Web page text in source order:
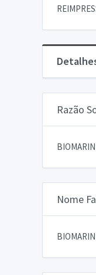
Razão
Nome